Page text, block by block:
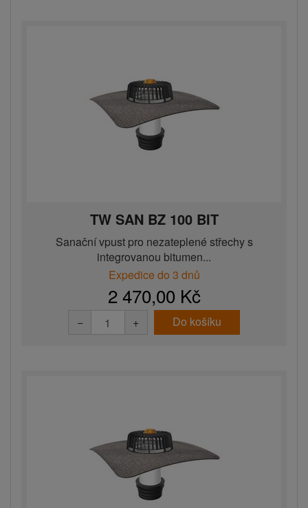
TW SAN BZ 100 BIT
Sanační vpust pro nezateplené střechy s
integrovanou bitumen...
Expedice do 3 dnů
2 470,00 Kč
− + Do košíku